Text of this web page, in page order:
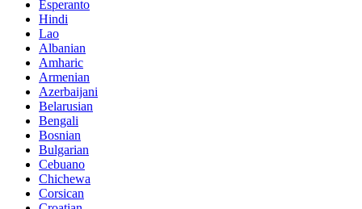
Esperanto
Hindi
Lao
Albanian
Amharic
Armenian
Azerbaijani
Belarusian
Bengali
Bosnian
Bulgarian
Cebuano
Chichewa
Corsican